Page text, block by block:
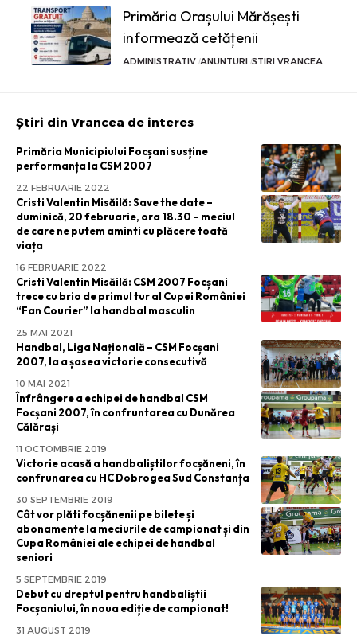
Primăria Orașului Mărășești
informează cetățenii
ADMINISTRATIV ANUNTURI STIRI VRANCEA
Știri din Vrancea de interes
Primăria Municipiului Focșani susține
performanța la CSM 2007
22 FEBRUARIE 2022
Cristi Valentin Misăilă: Save the date –
duminică, 20 februarie, ora 18.30 – meciul
de care ne putem aminti cu plăcere toată
viața
16 FEBRUARIE 2022
Cristi Valentin Misăilă: CSM 2007 Focșani
trece cu brio de primul tur al Cupei României
“Fan Courier” la handbal masculin
25 MAI 2021
Handbal, Liga Națională – CSM Focșani
2007, la a șasea victorie consecutivă
10 MAI 2021
Înfrângere a echipei de handbal CSM
Focșani 2007, în confruntarea cu Dunărea
Călărași
11 OCTOMBRIE 2019
Victorie acasă a handbaliștilor focșăneni, în
confrunarea cu HC Dobrogea Sud Constanța
30 SEPTEMBRIE 2019
Cât vor plăti focșănenii pe bilete și
abonamente la meciurile de campionat și din
Cupa României ale echipei de handbal
seniori
5 SEPTEMBRIE 2019
Debut cu dreptul pentru handbaliștii
Focșaniului, în noua ediție de campionat!
31 AUGUST 2019